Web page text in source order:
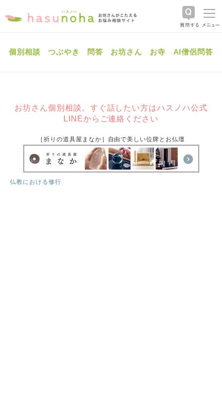
個別相談 つぶやき 問答 お坊さん お寺 AI僧侶問答
お坊さん個別相談。すぐ話したい方はハスノハ公式
LINEからご連絡ください
［祈りの道具屋まなか］自由で美しい位牌とお仏壇
仏教における修行